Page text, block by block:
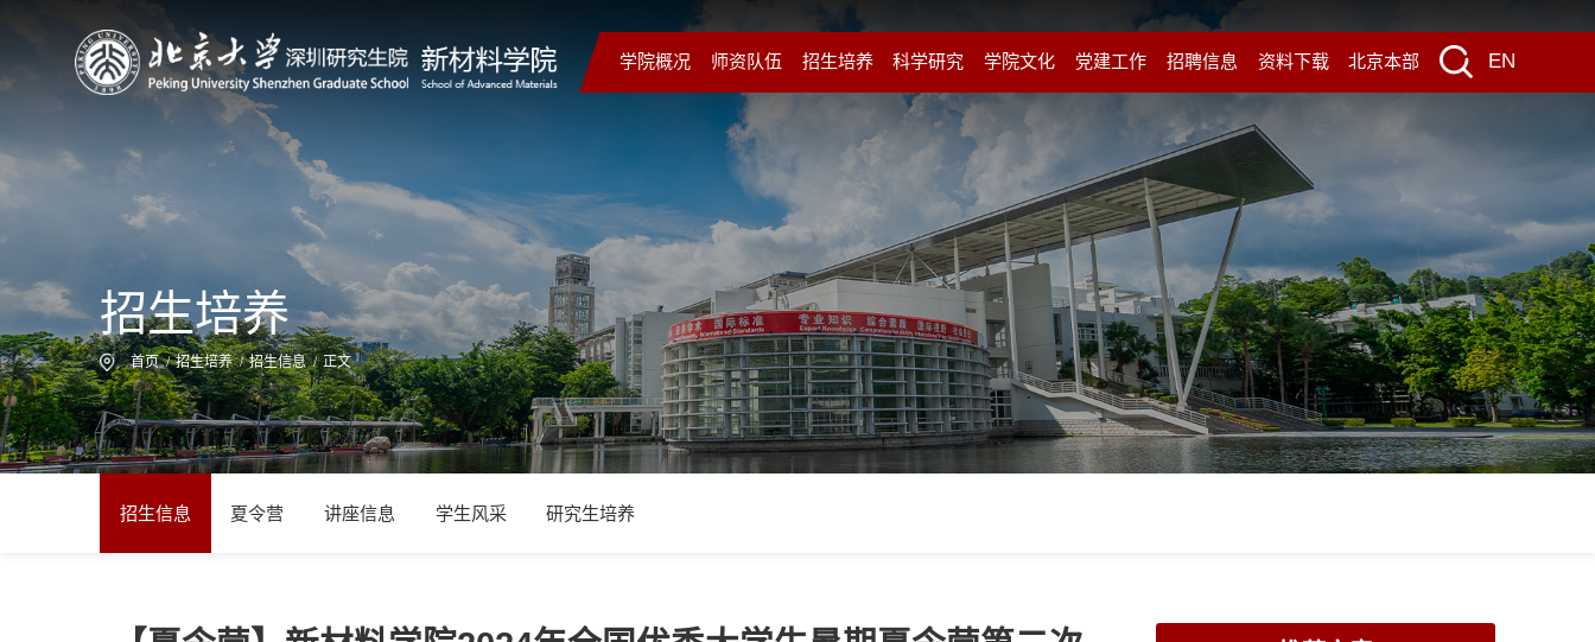
学院概况 师资队伍 招生培养 科学研究 学院文化 党建工作 招聘信息 资料下载 北京本部 EN
招生培养
首页 / 招生培养 / 招生信息 /正文
招生信息 夏令营 讲座信息 学生风采 研究生培养